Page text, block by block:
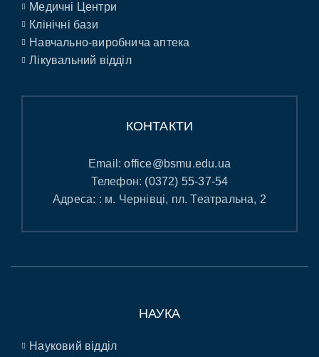
Медичні Центри
Клінічні бази
Навчально-виробнича аптека
Лікувальний відділ
КОНТАКТИ
Email:office@bsmu.edu.ua
Телефон: (0372) 55-37-54
Адреса: : м. Чернівці, пл. Театральна, 2
НАУКА
Науковий відділ